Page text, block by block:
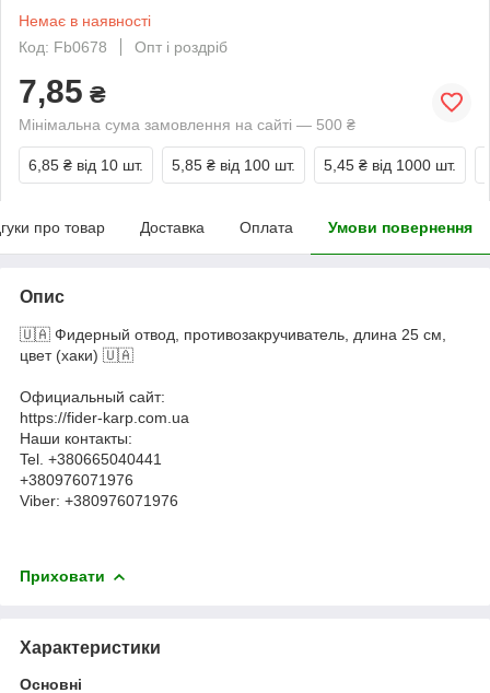
Немає в наявності
Код: Fb0678
Опт і роздріб
7,85 ₴
Мінімальна сума замовлення на сайті — 500 ₴
6,85 ₴ від 10 шт. 5,85 ₴ від 100 шт. 5,45 ₴ від 1000 шт.
про товар Доставка Оплата Умови повернення
Опис
🇺🇦 Фидерный отвод, противозакручиватель, длина 25 см,
цвет (хаки) 🇺🇦
Официальный сайт:
https://fider-karp.com.ua
Наши контакты:
Tel. +380665040441
+380976071976
Viber: +380976071976
Приховати
Характеристики
Основні